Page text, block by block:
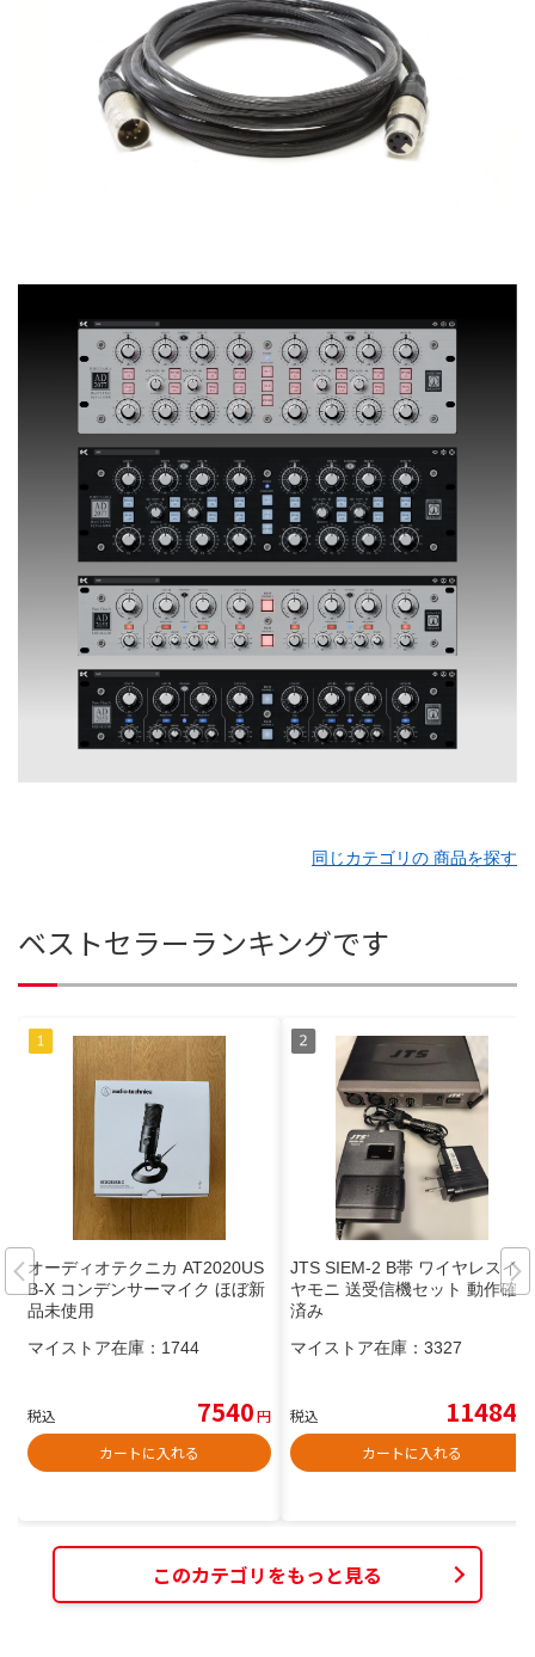
同じカテゴリの 商品を探す
ベストセラーランキングです
オーディオテクニカ AT2020US
B-X コンデンサーマイク ほぼ新
品未使用
マイストア在庫： 1744
税込 7540円
カートに入れる
JTS SIEM-2 B帯 ワイヤレスイ
ヤモニ 送受信機セット 動作確認
済み
マイストア在庫： 3327
税込 11484
カートに入れる
このカテゴリをもっと見る